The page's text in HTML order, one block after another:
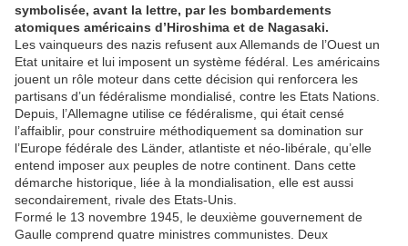
symbolisée, avant la lettre, par les bombardements
atomiques américains d’Hiroshima et de Nagasaki.
Les vainqueurs des nazis refusent aux Allemands de l’Ouest un
Etat unitaire et lui imposent un système fédéral. Les américains
jouent un rôle moteur dans cette décision qui renforcera les
partisans d’un fédéralisme mondialisé, contre les Etats Nations.
Depuis, l’Allemagne utilise ce fédéralisme, qui était censé
l’affaiblir, pour construire méthodiquement sa domination sur
l’Europe fédérale des Länder, atlantiste et néo-libérale, qu’elle
entend imposer aux peuples de notre continent. Dans cette
démarche historique, liée à la mondialisation, elle est aussi
secondairement, rivale des Etats-Unis.
Formé le 13 novembre 1945, le deuxième gouvernement de
Gaulle comprend quatre ministres communistes. Deux